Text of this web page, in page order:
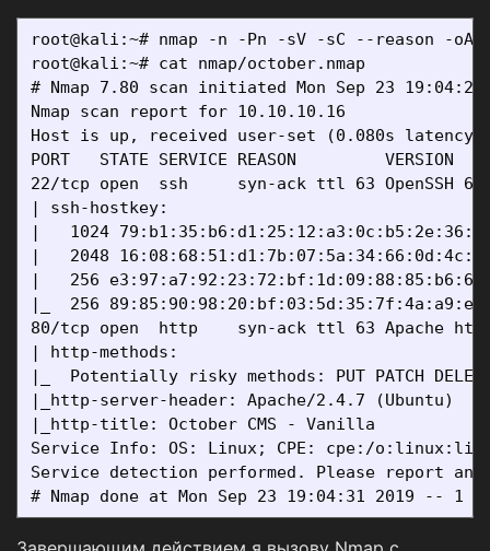
root@kali:~# nmap -n -Pn -sV -sC --reason -oA
root@kali:~# cat nmap/october.nmap
# Nmap 7.80 scan initiated Mon Sep 23
Nmap scan report for 10.10.10.16
Host is up, received user-set (0.080s
PORT   STATE SERVICE REASON         VERSION
22/tcp open  ssh     syn-ack ttl 63 OpenSSH
| ssh-hostkey:
|   1024
|   2048
|   256
|_  256
80/tcp open  http    syn-ack ttl 63 Apache
| http-methods:
|_  Potentially risky methods: PUT PATCH
|_http-server-header: Apache/2.4.7 (Ubuntu)
|_http-title: October CMS - Vanilla
Service Info: OS: Linux; CPE: cpe:/
Service detection performed. Please report